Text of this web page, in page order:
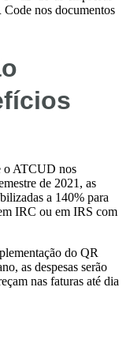
Code nos documentos
o ATCUD nos
de 2021, as
a 140% para
IRC ou em IRS com
do QR
as despesas serão
nas faturas até dia